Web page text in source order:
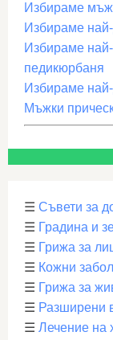
Избираме
Избираме
Избираме
педикюрбаня
Избираме
Мъжки
☰ Съвети за
☰ Градина и
☰ Грижа за
☰ Кожни
☰ Грижа за
☰ Разширени
☰ Лечение на